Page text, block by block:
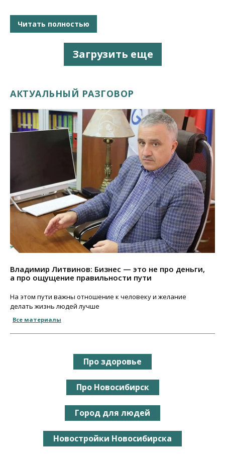
Читать полностью
Загрузить еще
АКТУАЛЬНЫЙ РАЗГОВОР
Владимир Литвинов: Бизнес — это не про деньги,
а про ощущение правильности пути
На этом пути важны отношение к человеку и желание
делать жизнь людей лучше
Все материалы
Про здоровье
Про Новосибирск
Город для людей
Новостройки Новосибирска